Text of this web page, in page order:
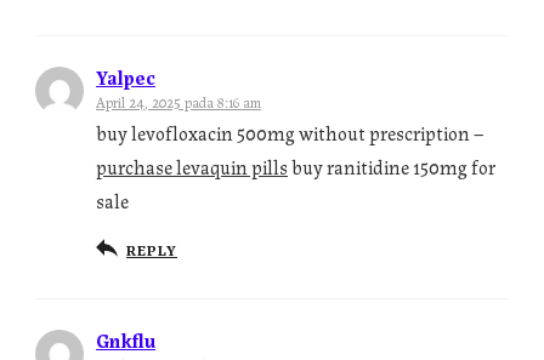
Yalpec
April 24, 2025 pada 8:16 am
buy levofloxacin 500mg without prescription –
purchase levaquin pillsbuy ranitidine 150mg for
sale
REPLY
Gnkflu